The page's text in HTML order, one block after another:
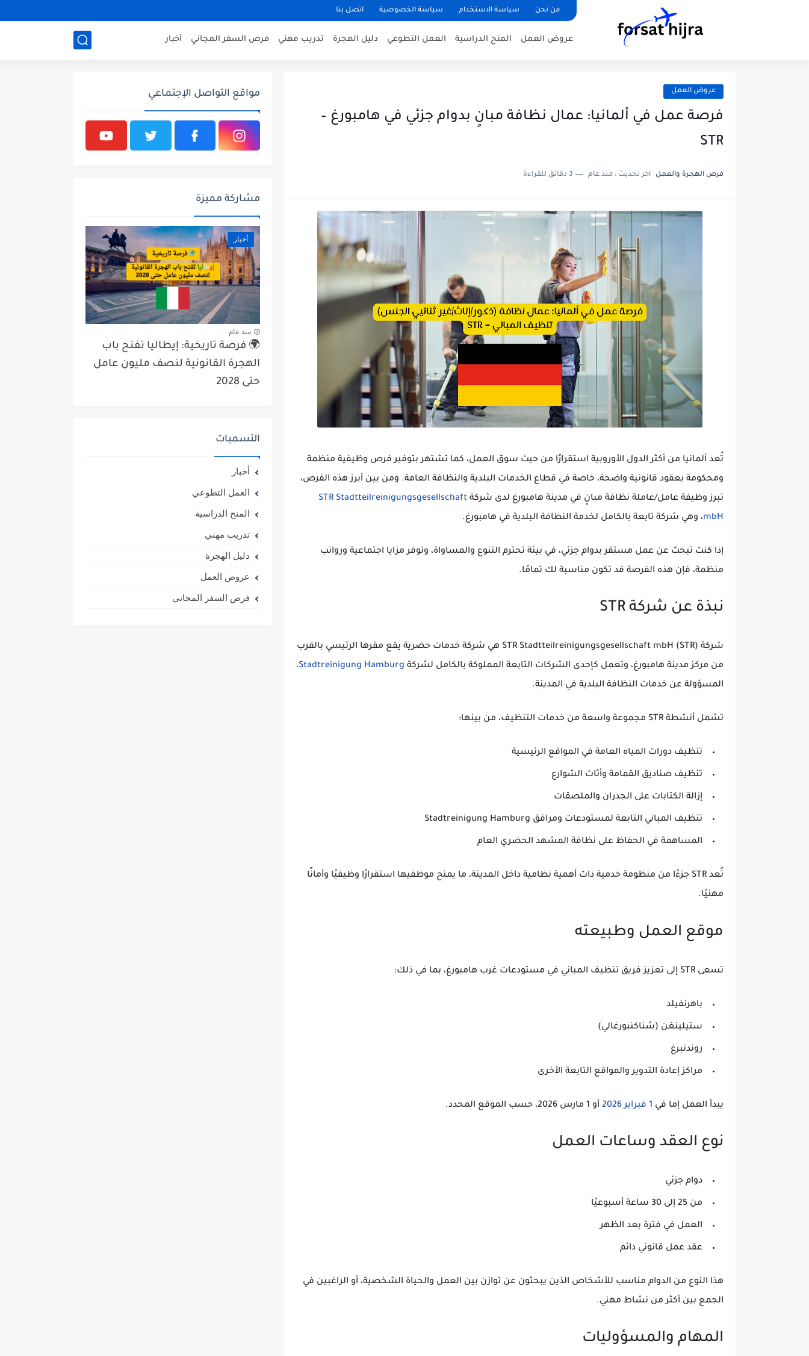
من نحن سياسة الاستخدام سياسة الخصوصية اتصل بنا
عروض العمل المنح الدراسية العمل التطوعي دليل الهجرة تدريب مهني فرص السفر المجاني أخبار
عروض العمل
فرصة عمل في ألمانيا: عمال نظافة مبانٍ بدوام جزئي في هامبورغ –
STR
فرص الهجرة والعمل اخر تحديث : منذ عام 3 دقائق للقراءة
تُعد ألمانيا من أكثر الدول الأوروبية استقرارًا من حيث سوق العمل، كما تشتهر بتوفير فرص وظيفية منظمة
ومحكومة بعقود قانونية واضحة، خاصة في قطاع الخدمات البلدية والنظافة العامة. ومن بين أبرز هذه الفرص،
تبرز وظيفة عامل/عاملة نظافة مبانٍ في مدينة هامبورغ لدى شركة STR Stadtteilreinigungsgesellschaft
mbH، وهي شركة تابعة بالكامل لخدمة النظافة البلدية في هامبورغ.
إذا كنت تبحث عن عمل مستقر بدوام جزئي، في بيئة تحترم التنوع والمساواة، وتوفر مزايا اجتماعية ورواتب
منظمة، فإن هذه الفرصة قد تكون مناسبة لك تمامًا.
نبذة عن شركة STR
شركة STR Stadtteilreinigungsgesellschaft mbH (STR) هي شركة خدمات حضرية يقع مقرها الرئيسي بالقرب
من مركز مدينة هامبورغ، وتعمل كإحدى الشركات التابعة المملوكة بالكامل لشركة Stadtreinigung Hamburg،
المسؤولة عن خدمات النظافة البلدية في المدينة.
تشمل أنشطة STR مجموعة واسعة من خدمات التنظيف، من بينها:
تنظيف دورات المياه العامة في المواقع الرئيسية
تنظيف صناديق القمامة وأثاث الشوارع
إزالة الكتابات على الجدران والملصقات
تنظيف المباني التابعة لمستودعات ومرافق Stadtreinigung Hamburg
المساهمة في الحفاظ على نظافة المشهد الحضري العام
تُعد STR جزءًا من منظومة خدمية ذات أهمية نظامية داخل المدينة، ما يمنح موظفيها استقرارًا وظيفيًا وأمانًا
مهنيًا.
موقع العمل وطبيعته
تسعى STR إلى تعزيز فريق تنظيف المباني في مستودعات غرب هامبورغ، بما في ذلك:
باهرنفيلد
ستيلينغن (شناكنبورغالي)
روندنبرغ
مراكز إعادة التدوير والمواقع التابعة الأخرى
يبدأ العمل إما في 1 فبراير 2026 أو 1 مارس 2026 ، حسب الموقع المحدد.
نوع العقد وساعات العمل
دوام جزئي
من 25 إلى 30 ساعة أسبوعيًا
العمل في فترة بعد الظهر
عقد عمل قانوني دائم
هذا النوع من الدوام مناسب للأشخاص الذين يبحثون عن توازن بين العمل والحياة الشخصية، أو الراغبين في
الجمع بين أكثر من نشاط مهني.
المهام والمسؤوليات
مواقع التواصل الإجتماعي
مشاركة مميزة
أخبار
منذ عام
🌍 فرصة تاريخية: إيطاليا تفتح باب
الهجرة القانونية لنصف مليون عامل
حتى 2028
التسميات
أخبار
العمل التطوعي
المنح الدراسية
تدريب مهني
دليل الهجرة
عروض العمل
فرص السفر المجاني